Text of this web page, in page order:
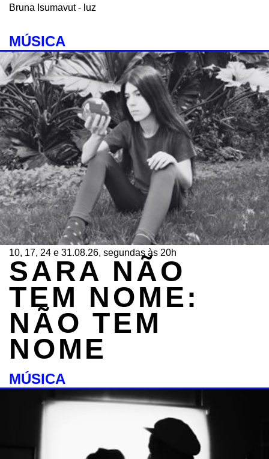
Bruna Isumavut - luz
MÚSICA
10, 17, 24 e 31.08.26, segundas às 20h
SARA NÃO
TEM NOME:
NÃO TEM
NOME
MÚSICA